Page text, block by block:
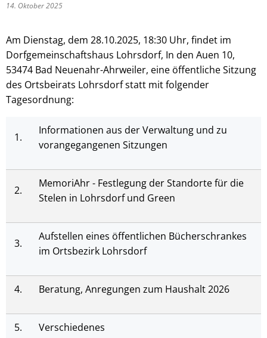
14. Oktober 2025
Am Dienstag, dem 28.10.2025, 18:30 Uhr, findet im
Dorfgemeinschaftshaus Lohrsdorf, In den Auen 10,
53474 Bad Neuenahr-Ahrweiler, eine öffentliche Sitzung
des Ortsbeirats Lohrsdorf statt mit folgender
Tagesordnung:
1.
Informationen aus der Verwaltung und zu
vorangegangenen Sitzungen
2.
MemoriAhr - Festlegung der Standorte für die
Stelen in Lohrsdorf und Green
3.
Aufstellen eines öffentlichen Bücherschrankes
im Ortsbezirk Lohrsdorf
4. Beratung, Anregungen zum Haushalt 2026
5. Verschiedenes